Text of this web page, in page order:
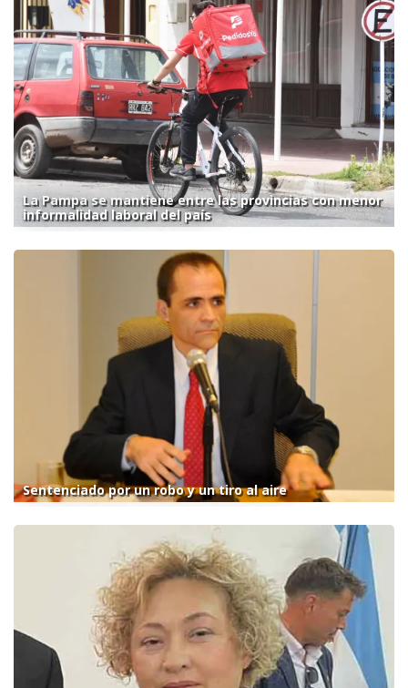
La Pampa se mantiene entre las provincias con menor
informalidad laboral del país
Sentenciado por un robo y un tiro al aire